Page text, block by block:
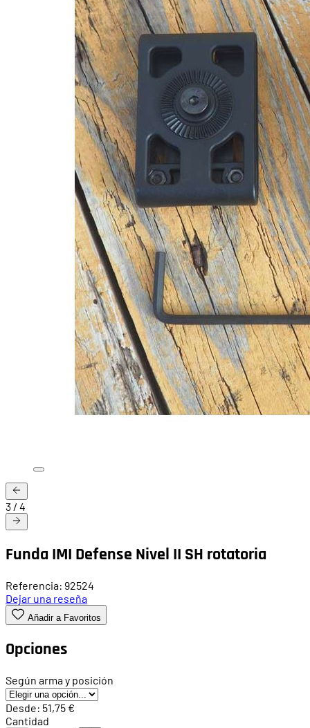
3 / 4
Funda IMI Defense Nivel II SH rotatoria
Referencia: 92524
Dejar una reseña
Añadir a Favoritos
Opciones
Según arma y posición
Desde: 51,75 €
Cantidad